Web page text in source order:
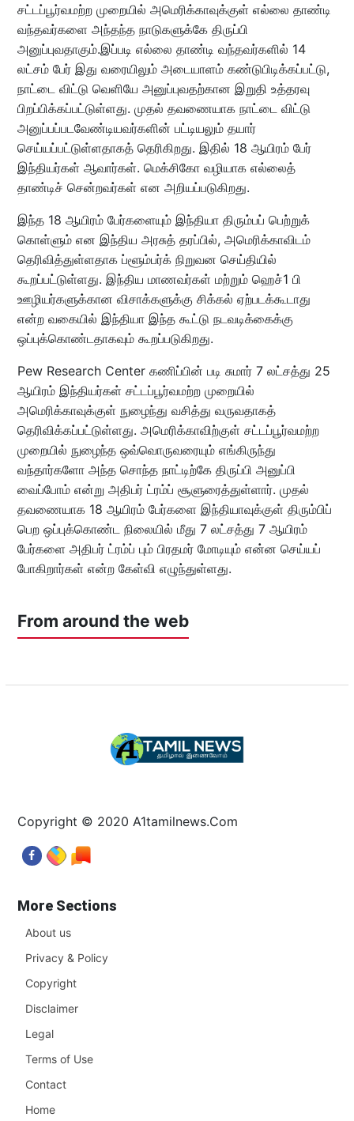
சட்டப்பூர்வமற்ற முறையில் அமெரிக்காவுக்குள் எல்லை தாண்டி
வந்தவர்களை அந்தந்த நாடுகளுக்கே திருப்பி
அனுப்புவதாகும்.இப்படி எல்லை தாண்டி வந்தவர்களில் 14
லட்சம் பேர் இது வரையிலும் அடையாளம் கண்டுபிடிக்கப்பட்டு,
நாட்டை விட்டு வெளியே அனுப்புவதற்கான இறுதி உத்தரவு
பிறப்பிக்கப்பட்டுள்ளது. முதல் தவணையாக நாட்டை விட்டு
அனுப்பப்படவேண்டியவர்களின் பட்டியலும் தயார்
செய்யப்பட்டுள்ளதாகத் தெரிகிறது. இதில் 18 ஆயிரம் பேர்
இந்தியர்கள் ஆவார்கள். மெக்சிகோ வழியாக எல்லைத்
தாண்டிச் சென்றவர்கள் என அறியப்படுகிறது.
இந்த 18 ஆயிரம் பேர்களையும் இந்தியா திரும்பப் பெற்றுக்
கொள்ளும் என இந்திய அரசுத் தரப்பில், அமெரிக்காவிடம்
தெரிவித்துள்ளதாக ப்ளூம்பர்க் நிறுவன செய்தியில்
கூறப்பட்டுள்ளது. இந்திய மாணவர்கள் மற்றும் ஹெச்1 பி
ஊழியர்களுக்கான விசாக்களுக்கு சிக்கல் ஏற்படக்கூடாது
என்ற வகையில் இந்தியா இந்த கூட்டு நடவடிக்கைக்கு
ஒப்புக்கொண்டதாகவும் கூறப்படுகிறது.
Pew Research Center கணிப்பின் படி சுமார் 7 லட்சத்து 25
ஆயிரம் இந்தியர்கள் சட்டப்பூர்வமற்ற முறையில்
அமெரிக்காவுக்குள் நுழைந்து வசித்து வருவதாகத்
தெரிவிக்கப்பட்டுள்ளது. அமெரிக்காவிற்குள் சட்டப்பூர்வமற்ற
முறையில் நுழைந்த ஒவ்வொருவரையும் எங்கிருந்து
வந்தார்களோ அந்த சொந்த நாட்டிற்கே திருப்பி அனுப்பி
வைப்போம் என்று அதிபர் ட்ரம்ப் சூளுரைத்துள்ளார். முதல்
தவணையாக 18 ஆயிரம் பேர்களை இந்தியாவுக்குள் திரும்பிப்
பெற ஒப்புக்கொண்ட நிலையில் மீது 7 லட்சத்து 7 ஆயிரம்
பேர்களை அதிபர் ட்ரம்ப் பும் பிரதமர் மோடியும் என்ன செய்யப்
போகிறார்கள் என்ற கேள்வி எழுந்துள்ளது.
From around the web
Copyright © 2020 A1tamilnews.Com
More Sections
About us
Privacy & Policy
Copyright
Disclaimer
Legal
Terms of Use
Contact
Home